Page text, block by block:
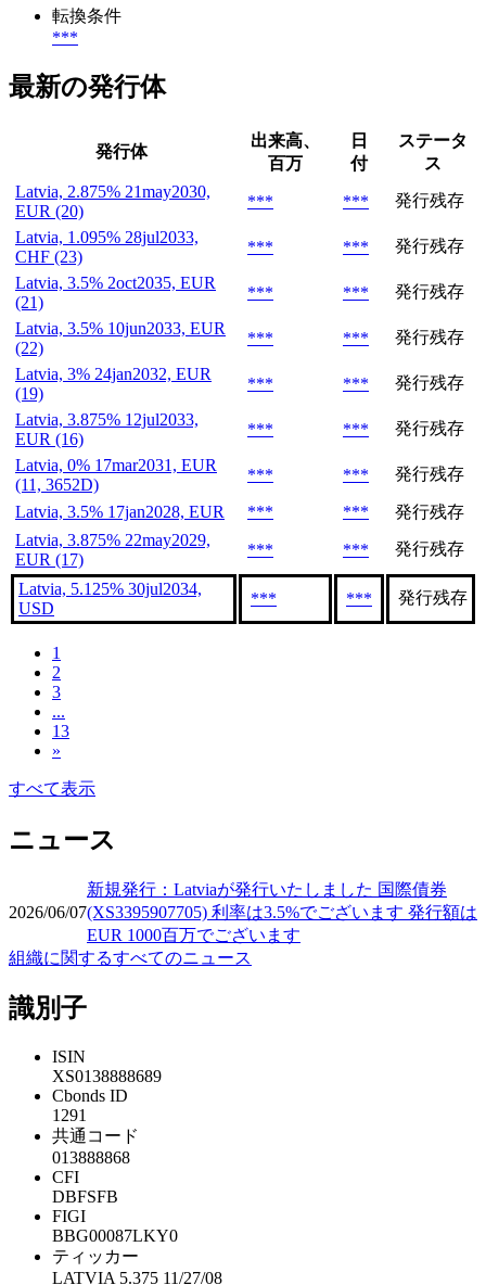
転換条件
***
最新の発行体
発行体
出来高、
百万
日
付
ステータ
ス
Latvia, 2.875% 21may2030,
EUR (20)
*** ***
発行残存
Latvia, 1.095% 28jul2033,
CHF (23)
*** ***
発行残存
Latvia, 3.5% 2oct2035, EUR
(21)
*** ***
発行残存
Latvia, 3.5% 10jun2033, EUR
(22)
*** ***
発行残存
Latvia, 3% 24jan2032, EUR
(19)
*** ***
発行残存
Latvia, 3.875% 12jul2033,
EUR (16)
*** ***
発行残存
Latvia, 0% 17mar2031, EUR
(11, 3652D)
*** *** 発行残存
Latvia, 3.5% 17jan2028, EUR *** ***
発行残存
Latvia, 3.875% 22may2029,
EUR (17)
*** *** 発行残存
Latvia, 5.125% 30jul2034,
USD
*** *** 発行残存
1
2
3
...
13
»
すべて表示
ニュース
2026/06/07
新規発行：Latviaが発行いたしました 国際債券
(XS3395907705) 利率は3.5%でございます 発行額は
EUR 1000百万でございます
組織に関するすべてのニュース
識別子
ISIN
XS0138888689
Cbonds ID
1291
共通コード
013888868
CFI
DBFSFB
FIGI
BBG00087LKY0
ティッカー
LATVIA 5.375 11/27/08